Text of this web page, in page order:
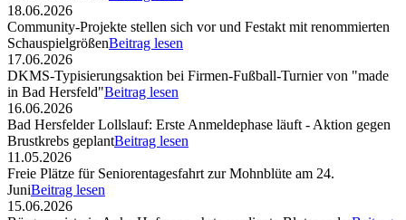
18.06.2026
Community-Projekte stellen sich vor und Festakt mit renommierten
SchauspielgrößenBeitrag lesen
17.06.2026
DKMS-Typisierungsaktion bei Firmen-Fußball-Turnier von "made
in Bad Hersfeld"Beitrag lesen
16.06.2026
Bad Hersfelder Lollslauf: Erste Anmeldephase läuft - Aktion gegen
Brustkrebs geplantBeitrag lesen
11.05.2026
Freie Plätze für Seniorentagesfahrt zur Mohnblüte am 24.
JuniBeitrag lesen
15.06.2026